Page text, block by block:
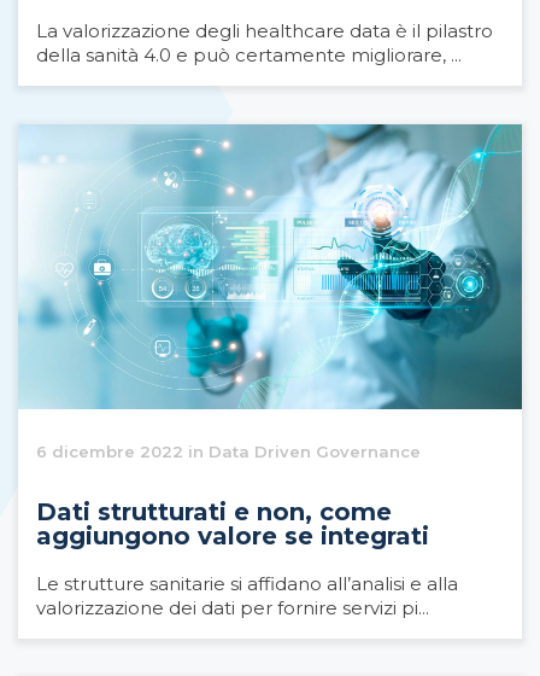
La valorizzazione degli healthcare data è il pilastro
della sanità 4.0 e può certamente migliorare, ...
6 dicembre 2022 in Data Driven Governance
Dati strutturati e non, come
aggiungono valore se integrati
Le strutture sanitarie si affidano all’analisi e alla
valorizzazione dei dati per fornire servizi pi...